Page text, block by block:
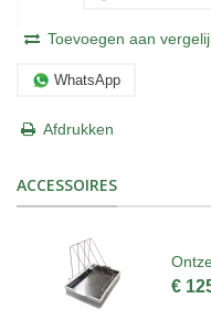
Toevoegen aan
WhatsApp
Afdrukken
ACCESSOIRES
€